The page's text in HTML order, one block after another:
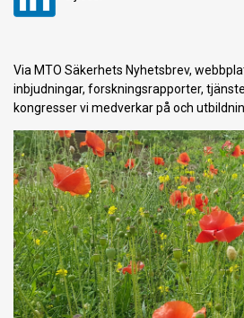
Via MTO Säkerhets Nyhetsbrev,
inbjudningar, forskningsrapporter,
kongresser vi medverkar på och